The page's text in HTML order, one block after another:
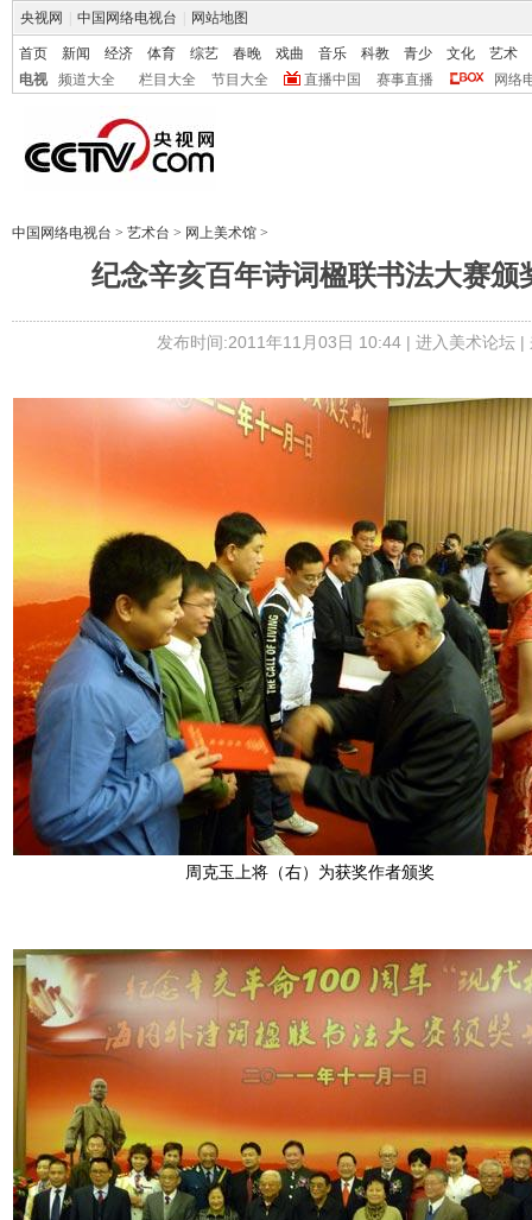
央视网 中国网络电视台 网站地图
首页 新闻 经济 体育 综艺 春晚 戏曲 音乐 科教 青少 文化
艺术
电视
频道大全 栏目大全 节目大全 直播中国 赛事直播 网络
中国网络电视台 > 艺术台 > 网上美术馆 >
纪念辛亥百年诗词楹联书法大赛颁
发布时间:2011年11月03日 10:44 | 进入美术论坛|
周克玉上将（右）为获奖作者颁奖